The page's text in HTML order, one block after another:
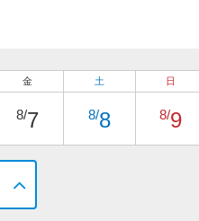
金
8/7
土
8/8
日
8/9